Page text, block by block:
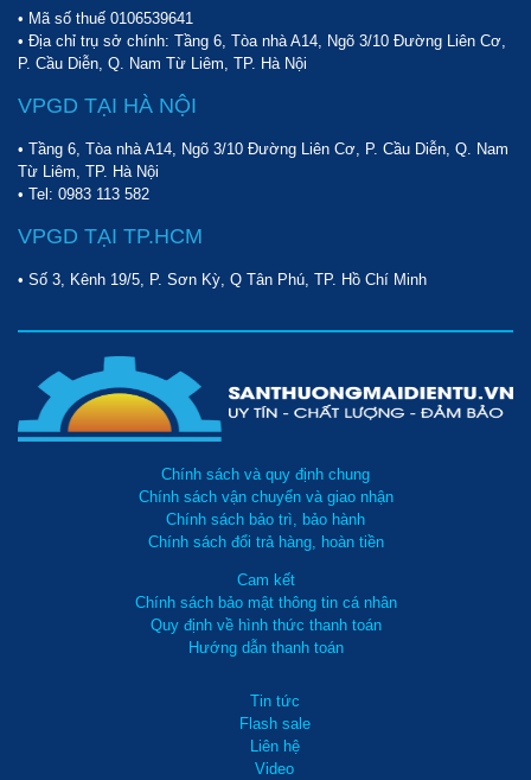
So với các dòng máy chà sàn thông thường, thiết bị
có kích thước cùng công suất lớn hơn rất nhiều.
Sản phẩm đang được cung ứng phổ biến trên thị
trường với nhiều mức giá, công suất cùng tính năng.
Thiết bị thường được sử dụng tại các khu vực có diện tích
sàn lớn
Làm rõ cấu tạo của máy chà sàn ngồi lái
máy chà sàn ngồi lái có cấu tạo phức tạp hơn
rất nhiều so với các thiết bị có cùng chức năng. Thay vì sử
dụng tay đẩy, thiết bị được trang bị khu vực ngồi lái cùng bộ
Là vị trí ngồi của người điều khiển máy. Tại buồng lái người
• Mã số thuế 0106539641
• Địa chỉ trụ sở chính: Tầng 6, Tòa nhà A14, Ngõ 3/10 Đường Liên Cơ,
P. Cầu Diễn, Q. Nam Từ Liêm, TP. Hà Nội
VPGD TẠI HÀ NỘI
• Tầng 6, Tòa nhà A14, Ngõ 3/10 Đường Liên Cơ, P. Cầu Diễn, Q. Nam
Từ Liêm, TP. Hà Nội
• Tel: 0983 113 582
VPGD TẠI TP.HCM
• Số 3, Kênh 19/5, P. Sơn Kỳ, Q Tân Phú, TP. Hồ Chí Minh
Chính sách và quy định chung
Chính sách vận chuyển và giao nhận
Chính sách bảo trì, bảo hành
Chính sách đổi trả hàng, hoàn tiền
Cam kết
Chính sách bảo mật thông tin cá nhân
Quy định về hình thức thanh toán
Hướng dẫn thanh toán
Tin tức
Flash sale
Liên hệ
Video